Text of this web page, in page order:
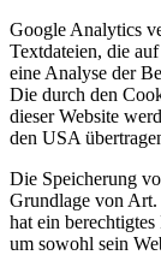
Google Analytics
Textdateien, die
eine Analyse der
Die durch den
dieser Website
den USA
Die Speicherung
Grundlage von
hat ein
um sowohl sein